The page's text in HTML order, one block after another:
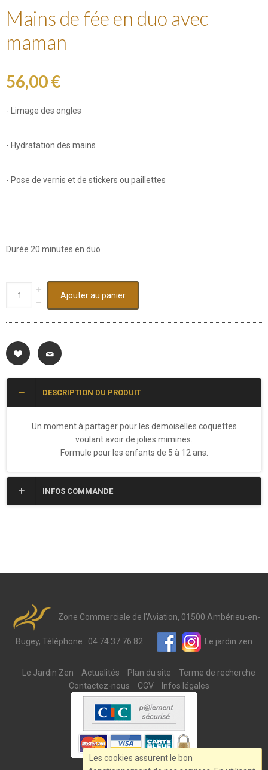
Mains de fée en duo avec
maman
56,00 €
- Limage des ongles
- Hydratation des mains
- Pose de vernis et de stickers ou paillettes
Durée 20 minutes en duo
Ajouter au panier
DESCRIPTION DU PRODUIT
Un moment à partager pour les demoiselles coquettes
voulant avoir de jolies mimines.
Formule pour les enfants de 5 à 12 ans.
INFOS COMMANDE
Zone Commerciale de l'Aviation, 01500 Ambérieu-en-
Bugey, Téléphone : 04 74 37 76 82 Le jardin zen
Le Jardin Zen Actualités Plan du site
Terme de recherche
Contactez-nous
CGV Infos légales
Les cookies assurent le bon